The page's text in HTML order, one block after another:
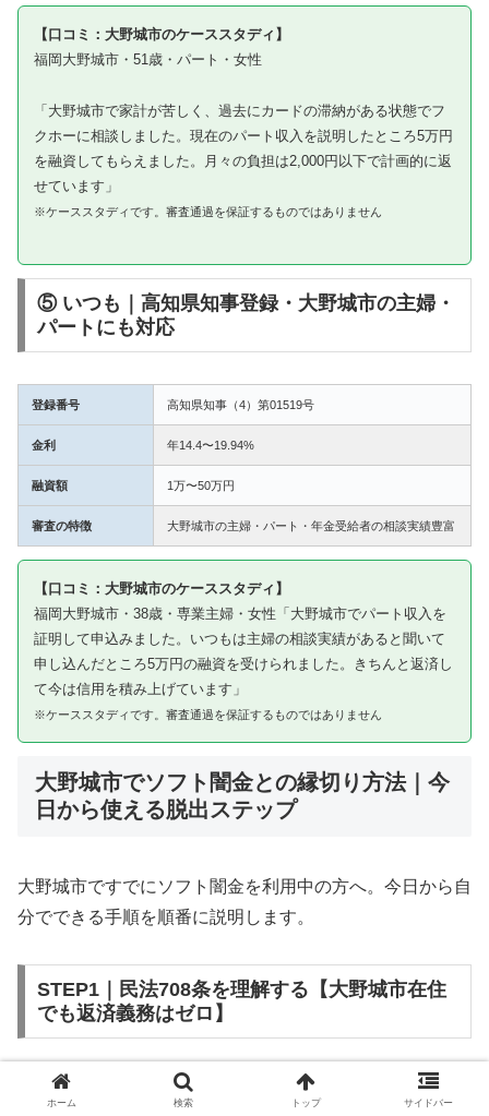
【口コミ：大野城市のケーススタディ】
福岡大野城市・51歳・パート・女性
「大野城市で家計が苦しく、過去にカードの滞納がある状態でフ
クホーに相談しました。現在のパート収入を説明したところ5万円
を融資してもらえました。月々の負担は2,000円以下で計画的に返
せています」
※ケーススタディです。審査通過を保証するものではありません
⑤ いつも｜高知県知事登録・大野城市の主婦・
パートにも対応
登録番号 高知県知事（4）第01519号
金利 年14.4〜19.94%
融資額 1万〜50万円
審査の特徴 大野城市の主婦・パート・年金受給者の相談実績豊富
【口コミ：大野城市のケーススタディ】
福岡大野城市・38歳・専業主婦・女性「大野城市でパート収入を
証明して申込みました。いつもは主婦の相談実績があると聞いて
申し込んだところ5万円の融資を受けられました。きちんと返済し
て今は信用を積み上げています」
※ケーススタディです。審査通過を保証するものではありません
大野城市でソフト闇金との縁切り方法｜今
日から使える脱出ステップ
大野城市ですでにソフト闇金を利用中の方へ。今日から自
分でできる手順を順番に説明します。
STEP1｜民法708条を理解する【大野城市在住
でも返済義務はゼロ】
ソフト闇金を含む闇金との金銭消費貸借契約は、公序良俗
ホーム 検索 トップ サイドバー